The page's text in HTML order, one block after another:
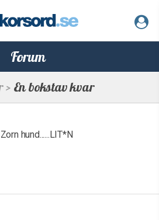
Forum
>En bokstav kvar
hund......LIT*N